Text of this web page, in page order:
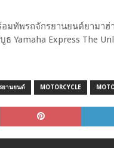
อมทัพรถจักรยานยนต์ยามา
Yamaha Express The
ยานยนต์ MOTORCYCLE